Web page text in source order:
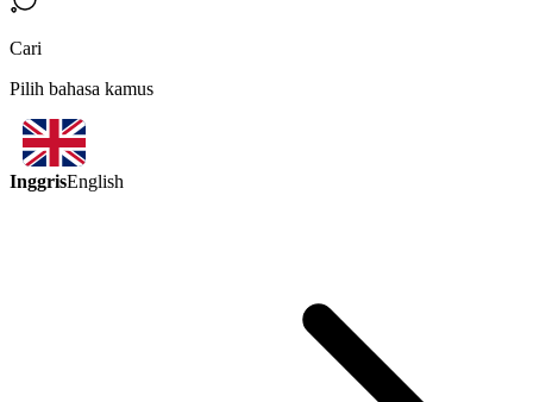
Cari
Pilih bahasa kamus
InggrisEnglish